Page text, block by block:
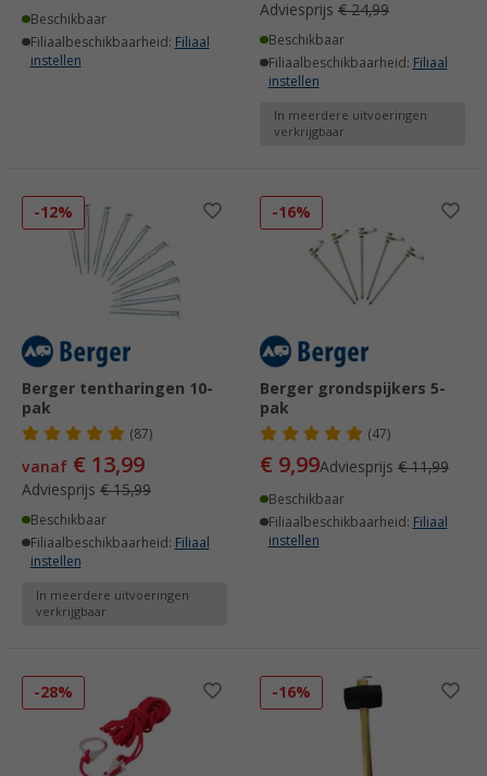
Beschikbaar
Filiaalbeschikbaarheid: Filiaal
instellen
Adviesprijs € 24,99
Beschikbaar
Filiaalbeschikbaarheid: Filiaal
instellen
In meerdere uitvoeringen
verkrijgbaar
-12%
Berger tentharingen 10-
pak
(87)
vanaf € 13,99
Adviesprijs € 15,99
Beschikbaar
Filiaalbeschikbaarheid: Filiaal
instellen
In meerdere uitvoeringen
verkrijgbaar
-16%
Berger grondspijkers 5-
pak
(47)
€ 9,99Adviesprijs € 11,99
Beschikbaar
Filiaalbeschikbaarheid: Filiaal
instellen
-28% -16%